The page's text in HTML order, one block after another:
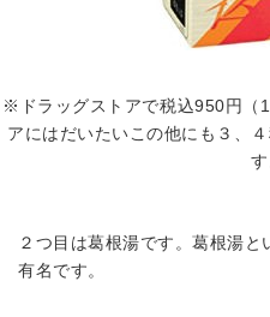
※ドラッグストアで税込950円（
アにはだいたいこの他にも３、
す
２つ目は葛根湯です。葛根湯
有名です。